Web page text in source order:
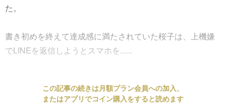
た。
書き初めを終えて達成感に満たされていた桜子は、上機嫌
でLINEを返信しようとスマホを......
この記事の続きは月額プラン会員への加入、
またはアプリでコイン購入をすると読めます